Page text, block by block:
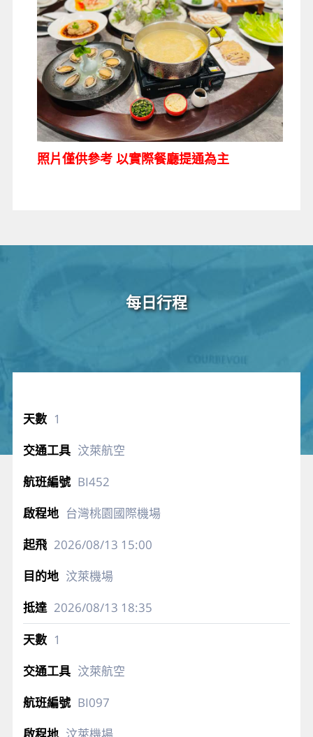
照片僅供參考 以實際餐廳提通為主
每日行程
1
汶萊航空
BI452
台灣桃園國際機場
2026/08/13 15:00
汶萊機場
2026/08/13 18:35
1
汶萊航空
BI097
汶萊機場